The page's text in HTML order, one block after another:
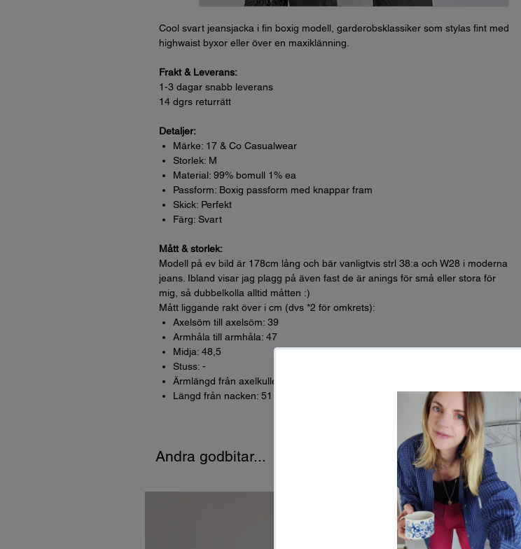
Cool svart jeansjacka i fin boxig modell, garderobsklassiker som stylas fint med
highwaist byxor eller över en maxiklänning.
Frakt & Leverans:
1-3 dagar snabb leverans
14 dgrs returrätt
Detaljer:
Märke: 17 & Co Casualwear
Storlek: M
Material: 99% bomull 1% ea
Passform: Boxig passform med knappar fram
Skick: Perfekt
Färg: Svart
Mått & storlek:
Modell på ev bild är 178cm lång och bär vanligtvis strl 38:a och W28 i moderna
jeans. Ibland visar jag plagg på även fast de är anings för små eller stora för
mig, så dubbelkolla alltid måtten :)
Mått liggande rakt över i cm (dvs *2 för omkrets):
Axelsöm till axelsöm: 39
Armhåla till armhåla: 47
Midja: 48,5
Stuss: -
Ärmlängd från axelkullen: 58
Längd från nacken: 51
Andra godbitar...